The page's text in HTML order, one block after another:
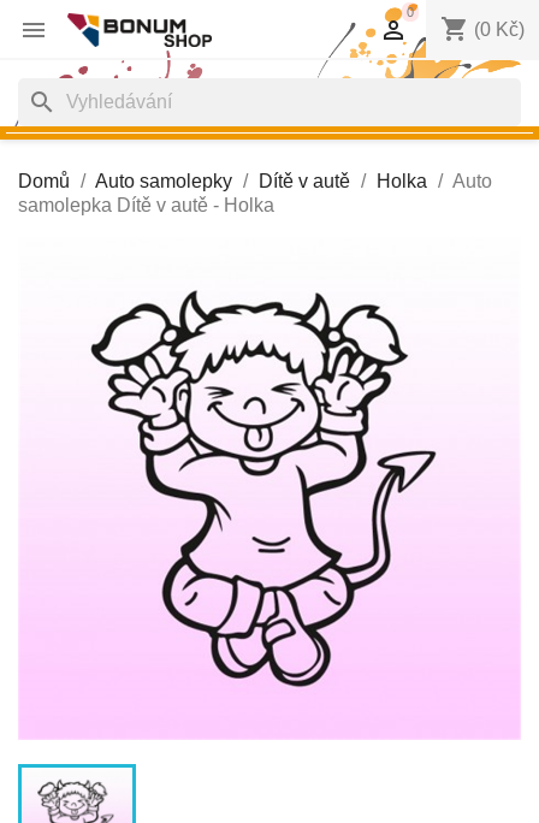
 shopping_cart
0
(0 Kč)

search
Domů Auto samolepky Dítě v autě Holka
Auto
samolepka Dítě v autě - Holka